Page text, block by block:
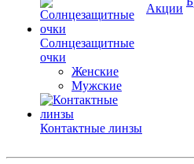
Солнцезащитные
очки
Женские
Мужские
Контактные линзы
Акции